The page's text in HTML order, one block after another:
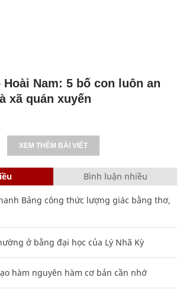
Hoài Nam: 5 bố con luôn an
xã quán xuyến
XEM THÊM BÀI VIẾT
Bình luận nhiều
Bảng công thức lượng giác bằng thơ,
ở bằng đại học của Lý Nhã Kỳ
hàm nguyên hàm cơ bản cần nhớ